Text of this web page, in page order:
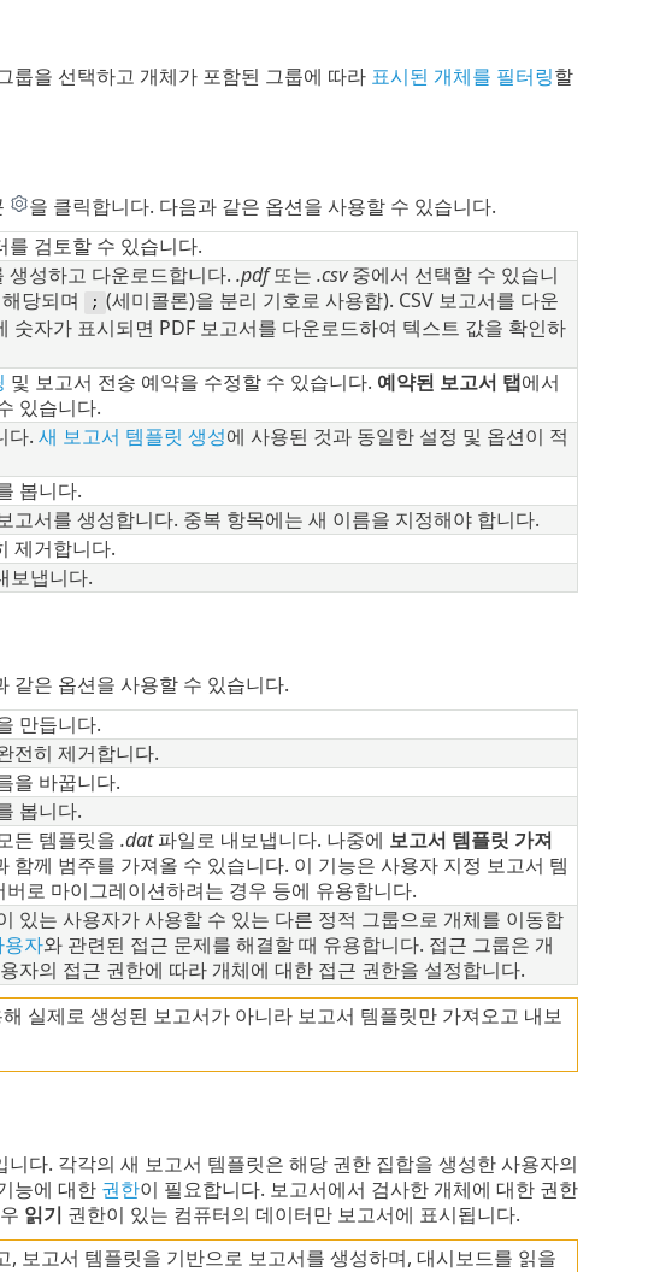
룹을 선택하고 개체가 포함된 그룹에 따라 표시된 개체를 필터링할
을 클릭합니다. 다음과 같은 옵션을 사용할 수 있습니다.
검토할 수 있습니다.
생성하고 다운로드합니다. .pdf또는 .csv중에서 선택할 수 있습니
당되며
; (세미콜론)을 분리 기호로 사용함). CSV 보고서를 다운
숫자가 표시되면 PDF 보고서를 다운로드하여 텍스트 값을 확인하
및 보고서 전송 예약을 수정할 수 있습니다. 예약된 보고서 탭에서
있습니다.
다. 새 보고서 템플릿 생성에 사용된 것과 동일한 설정 및 옵션이 적
봅니다.
고서를 생성합니다. 중복 항목에는 새 이름을 지정해야 합니다.
제거합니다.
보냅니다.
같은 옵션을 사용할 수 있습니다.
만듭니다.
전히 제거합니다.
을 바꿉니다.
봅니다.
든 템플릿을 .dat파일로 내보냅니다. 나중에 보고서 템플릿 가져
함께 범주를 가져올 수 있습니다. 이 기능은 사용자 지정 보고서 템
버로 마이그레이션하려는 경우 등에 유용합니다.
있는 사용자가 사용할 수 있는 다른 정적 그룹으로 개체를 이동합
용자와 관련된 접근 문제를 해결할 때 유용합니다. 접근 그룹은 개
자의 접근 권한에 따라 개체에 대한 접근 권한을 설정합니다.
실제로 생성된 보고서가 아니라 보고서 템플릿만 가져오고 내보
다. 각각의 새 보고서 템플릿은 해당 권한 집합을 생성한 사용자의
능에 대한 권한이 필요합니다. 보고서에서 검사한 개체에 대한 권한
읽기 권한이 있는 컴퓨터의 데이터만 보고서에 표시됩니다.
, 보고서 템플릿을 기반으로 보고서를 생성하며, 대시보드를 읽을